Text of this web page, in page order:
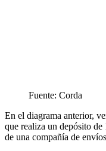
Fuente: Corda
En el diagrama anterior,
que realiza un depósito
de una compañía de